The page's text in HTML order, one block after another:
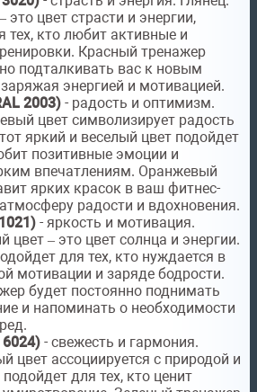
это цвет страсти и энергии,
тех, кто любит активные и
Красный тренажер
подталкивать вас к новым
энергией и мотивацией.
2003) - радость и оптимизм.
цвет символизирует радость
яркий и веселый цвет подойдет
позитивные эмоции и
впечатлениям. Оранжевый
ярких красок в ваш фитнес-
радости и вдохновения.
- яркость и мотивация.
цвет – это цвет солнца и энергии.
для тех, кто нуждается в
мотивации и заряде бодрости.
будет постоянно поднимать
и напоминать о необходимости
- свежесть и гармония.
цвет ассоциируется с природой и
для тех, кто ценит